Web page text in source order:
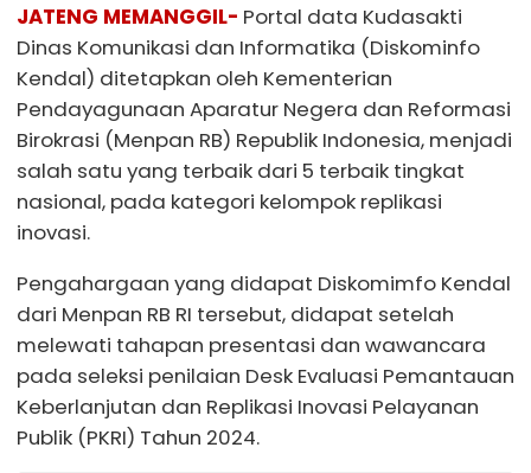
JATENG MEMANGGIL- Portal data Kudasakti
Dinas Komunikasi dan Informatika (Diskominfo
Kendal) ditetapkan oleh Kementerian
Pendayagunaan Aparatur Negera dan Reformasi
Birokrasi (Menpan RB) Republik Indonesia, menjadi
salah satu yang terbaik dari 5 terbaik tingkat
nasional, pada kategori kelompok replikasi
inovasi.
Pengahargaan yang didapat Diskomimfo Kendal
dari Menpan RB RI tersebut, didapat setelah
melewati tahapan presentasi dan wawancara
pada seleksi penilaian Desk Evaluasi Pemantauan
Keberlanjutan dan Replikasi Inovasi Pelayanan
Publik (PKRI) Tahun 2024.